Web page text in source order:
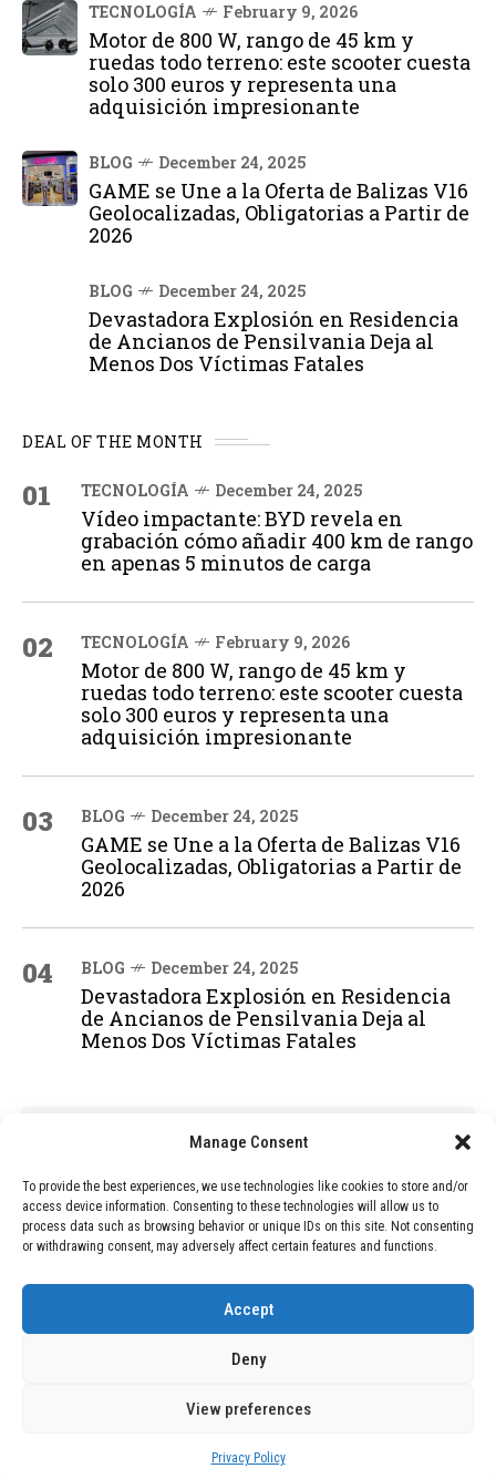
Manage Consent
To provide the best experiences, we use technologies like cookies to store and/or
access device information. Consenting to these technologies will allow us to
process data such as browsing behavior or unique IDs on this site. Not consenting
or withdrawing consent, may adversely affect certain features and functions.
Accept
Deny
View preferences
Privacy Policy
TECNOLOGÍA February 9, 2026
Motor de 800 W, rango de 45 km y
ruedas todo terreno: este scooter cuesta
solo 300 euros y representa una
adquisición impresionante
BLOG December 24, 2025
GAME se Une a la Oferta de Balizas V16
Geolocalizadas, Obligatorias a Partir de
2026
BLOG December 24, 2025
Devastadora Explosión en Residencia
de Ancianos de Pensilvania Deja al
Menos Dos Víctimas Fatales
DEAL OF THE MONTH
01 TECNOLOGÍA December 24, 2025
Vídeo impactante: BYD revela en
grabación cómo añadir 400 km de rango
en apenas 5 minutos de carga
02 TECNOLOGÍA February 9, 2026
Motor de 800 W, rango de 45 km y
ruedas todo terreno: este scooter cuesta
solo 300 euros y representa una
adquisición impresionante
03 BLOG December 24, 2025
GAME se Une a la Oferta de Balizas V16
Geolocalizadas, Obligatorias a Partir de
2026
04 BLOG December 24, 2025
Devastadora Explosión en Residencia
de Ancianos de Pensilvania Deja al
Menos Dos Víctimas Fatales